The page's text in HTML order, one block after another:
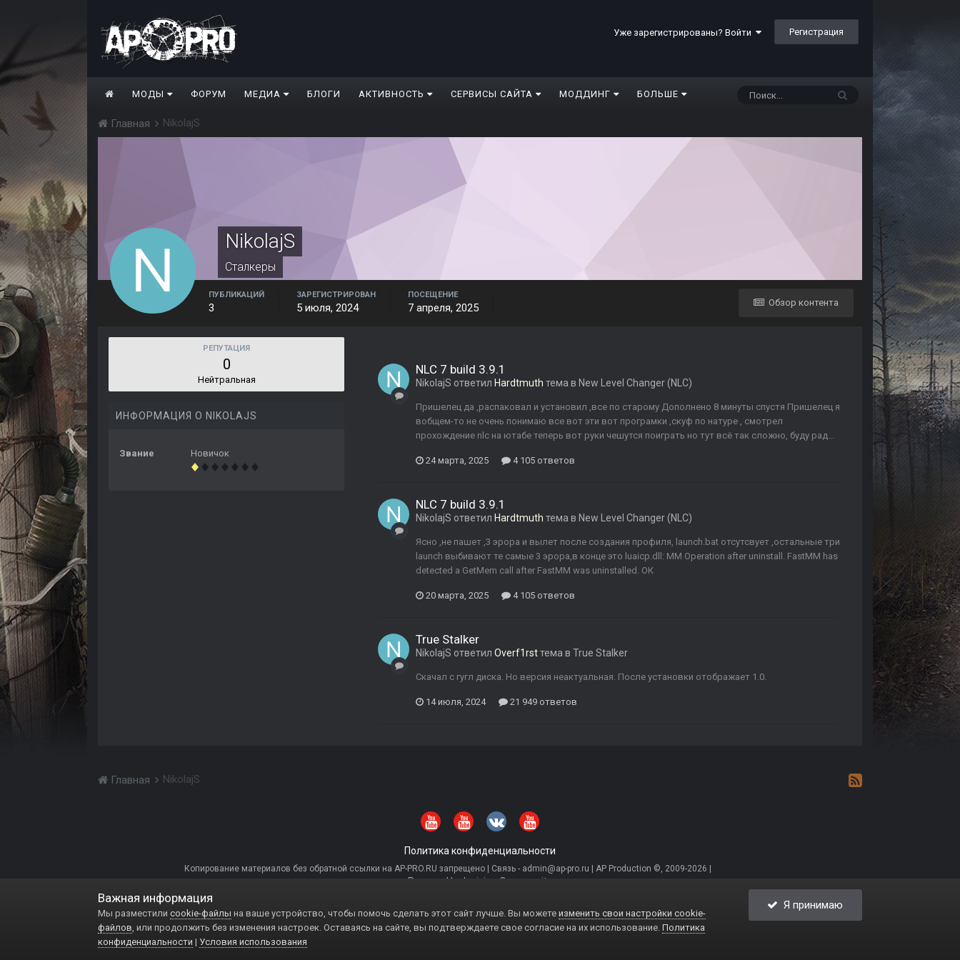
Уже зарегистрированы? Войти Регистрация
МОДЫ ФОРУМ МЕДИА БЛОГИ АКТИВНОСТЬ СЕРВИСЫ САЙТА МОДДИНГ БОЛЬШЕ
Главная NikolajS
NikolajS
Сталкеры
Обзор контента
ПУБЛИКАЦИЙ
3
ЗАРЕГИСТРИРОВАН
5 июля, 2024
ПОСЕЩЕНИЕ
7 апреля, 2025
РЕПУТАЦИЯ
0
Нейтральная
ИНФОРМАЦИЯ О NIKOLAJS
Звание Новичок
NLC 7 build 3.9.1
NikolajS ответил Hardtmuth тема в New Level Changer (NLC)
Пришелец да ,распаковал и установил ,все по старому Дополнено 8 минуты спустя Пришелец я
вобщем-то не очень понимаю все вот эти вот програмки ,скуф по натуре , смотрел
прохождение nlc на ютабе теперь вот руки чешутся поиграть но тут всё так сложно, буду рад...
24 марта, 2025 4 105 ответов
NLC 7 build 3.9.1
NikolajS ответил Hardtmuth тема в New Level Changer (NLC)
Ясно ,не пашет ,3 эрора и вылет после создания профиля, launch.bat oтсутсвует ,остальные три
launch выбивают те самые 3 эрора,в конце это luaicp.dll: MM Operation after uninstall. FastMM has
detected a GetMem call after FastMM was uninstalled. ОК
20 марта, 2025 4 105 ответов
True Stalker
NikolajS ответил Overf1rstтема в True Stalker
Скачал с гугл диска. Но версия неактуальная. После установки отображает 1.0.
14 июля, 2024 21 949 ответов
Главная NikolajS
Политика конфиденциальности
Копирование материалов без обратной ссылки на AP-PRO.RU запрещено | Связь - admin@ap-pro.ru | AP Production ©, 2009-2026 |
Powered by Invision Community
Важная информация
Мы разместили cookie-файлы на ваше устройство, чтобы помочь сделать этот сайт лучше. Вы можете изменить свои настройки cookie-
файлов, или продолжить без изменения настроек. Оставаясь на сайте, вы подтверждаете свое согласие на их использование. Политика
конфиденциальности | Условия использования
Я принимаю